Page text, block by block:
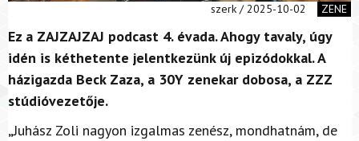
szerk / 2025-10-02 ZENE
Ez a ZAJZAJZAJ podcast 4. évada. Ahogy tavaly, úgy
idén is kéthetente jelentkezünk új epizódokkal. A
házigazda Beck Zaza, a 30Y zenekar dobosa, a ZZZ
stúdióvezetője.
„Juhász Zoli nagyon izgalmas zenész, mondhatnám, de